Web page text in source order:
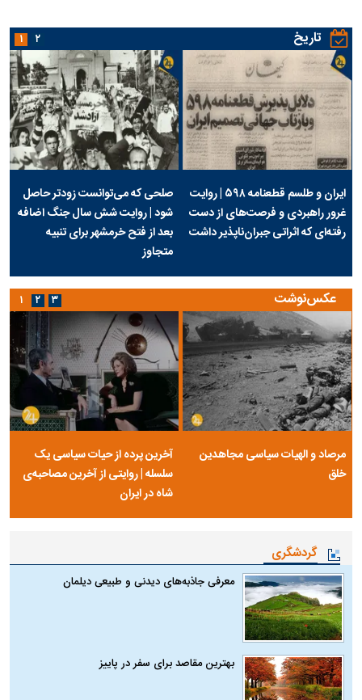
تاریخ
ایران و طلسم قطعنامه ۵۹۸ | روایت
غرور راهبردی و فرصت‌های از دست
رفته‌ای که اثراتی جبران‌ناپذیر داشت
صلحی که می‌توانست زودتر حاصل
شود | روایت شش سال جنگ اضافه
بعد از فتح خرمشهر برای تنبیه
متجاوز
۱ ۲
عکس‌نوشت
مرصاد و الهیات سیاسی مجاهدین
خلق
آخرین پرده از حیات سیاسی یک
سلسله | روایتی از آخرین مصاحبه‌ی
شاه در ایران
۱ ۲ ۳
گردشگری
معرفی جاذبه‌های دیدنی و طبیعی دیلمان
بهترین مقاصد برای سفر در پاییز